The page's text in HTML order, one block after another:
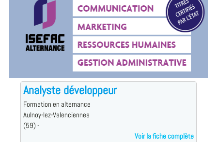
Analyste développeur
Formation en alternance
Aulnoy-lez-Valenciennes
(59) -
Voir la fiche complète